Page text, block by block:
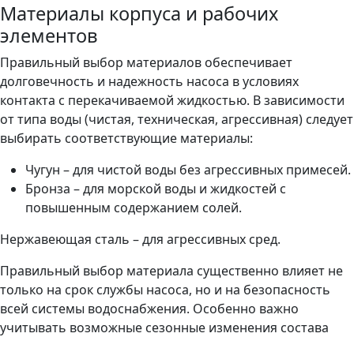
Материалы корпуса и рабочих
элементов
Правильный выбор материалов обеспечивает
долговечность и надежность насоса в условиях
контакта с перекачиваемой жидкостью. В зависимости
от типа воды (чистая, техническая, агрессивная) следует
выбирать соответствующие материалы:
Чугун – для чистой воды без агрессивных примесей.
Бронза – для морской воды и жидкостей с
повышенным содержанием солей.
Нержавеющая сталь – для агрессивных сред.
Правильный выбор материала существенно влияет не
только на срок службы насоса, но и на безопасность
всей системы водоснабжения. Особенно важно
учитывать возможные сезонные изменения состава